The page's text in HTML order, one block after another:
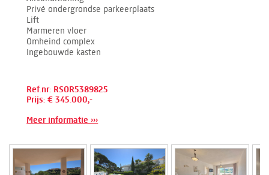
Privé ondergrondse parkeerplaats
Lift
Marmeren vloer
Omheind complex
Ingebouwde kasten
Ref.nr: RSOR5389825
Prijs: € 345.000,-
Meer informatie ›››